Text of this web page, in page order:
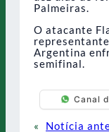
Palmeiras.
O atacante
Argentina
semifinal.
Canal
«
Notícia